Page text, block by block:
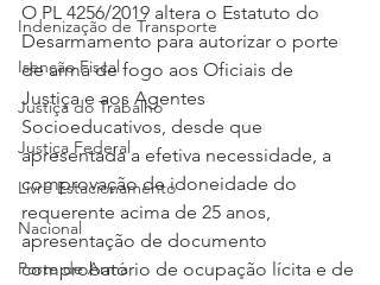
Indenização de Transporte
Isenção Fiscal
Justiça do Trabalho
Justiça Federal
Livre Estacionamento
Nacional
Porte de Arma
O PL 4256/2019 altera o Estatuto do
Desarmamento para autorizar o porte
de arma de fogo aos Oficiais de
Justiça e aos Agentes
Socioeducativos, desde que
apresentada a efetiva necessidade, a
comprovação de idoneidade do
requerente acima de 25 anos,
apresentação de documento
comprobatório de ocupação lícita e de